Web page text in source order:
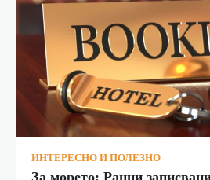
ИНТЕРЕСНО И ПОЛЕЗНО
За морето: Ранни